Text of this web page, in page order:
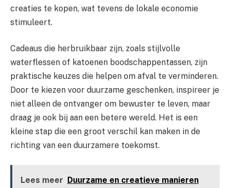
creaties te kopen, wat tevens de lokale economie
stimuleert.
Cadeaus die herbruikbaar zijn, zoals stijlvolle
waterflessen of katoenen boodschappentassen, zijn
praktische keuzes die helpen om afval te verminderen.
Door te kiezen voor duurzame geschenken, inspireer je
niet alleen de ontvanger om bewuster te leven, maar
draag je ook bij aan een betere wereld. Het is een
kleine stap die een groot verschil kan maken in de
richting van een duurzamere toekomst.
Lees meer Duurzame en creatieve manieren